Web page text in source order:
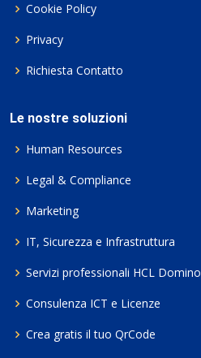
Cookie Policy
Privacy
Richiesta Contatto
Le nostre soluzioni
Human Resources
Legal & Compliance
Marketing
IT, Sicurezza e Infrastruttura
Servizi professionali HCL Domino
Consulenza ICT e Licenze
Crea gratis il tuo QrCode